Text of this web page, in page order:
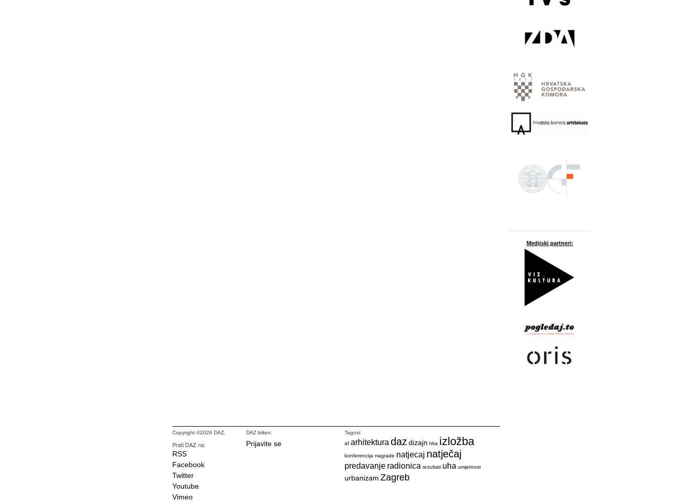
Medijski partneri:
Copyright ©2026 DAZ.
Prati DAZ na:
RSS
Facebook
Twitter
Youtube
Vimeo
DAZ bilten:
Prijavite se
Tagovi:
af arhitektura daz dizajn hka izložba
konferencija nagrade natjecaj natječaj
predavanje radionica rezultati uha umjetnost
urbanizam Zagreb